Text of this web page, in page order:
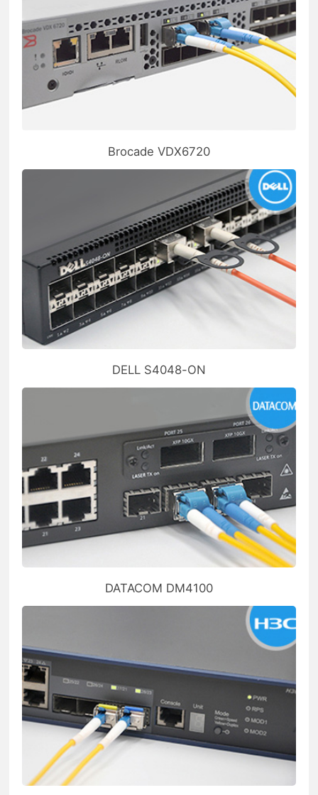
Brocade VDX6720
DELL S4048-ON
DATACOM DM4100